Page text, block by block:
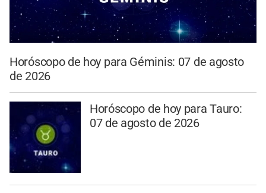
Horóscopo de hoy para Géminis: 07 de agosto
de 2026
Horóscopo de hoy para Tauro:
07 de agosto de 2026